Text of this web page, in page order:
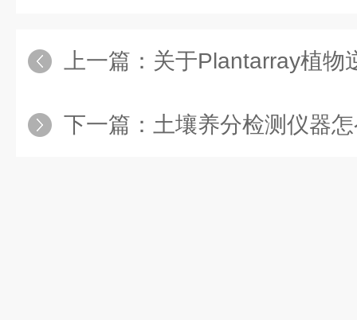
上一篇： 关于Plantarray植物逆境生物学与
下一篇： 土壤养分检测仪器